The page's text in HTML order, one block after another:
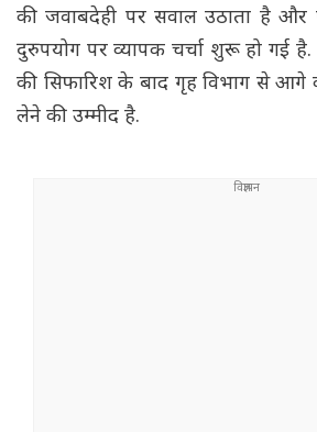
की जवाबदेही पर सवाल उठाता है
दुरुपयोग पर व्यापक चर्चा शुरू हो गई है.
की सिफारिश के बाद गृह विभाग से आगे
लेने की उम्मीद है.